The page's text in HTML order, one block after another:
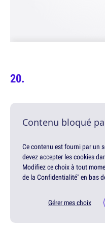
Contenu bloqué
Ce contenu est fourni par un
devez accepter les cookies
Modifiez ce choix à tout
de la Confidentialité" en bas
Gérer mes choix